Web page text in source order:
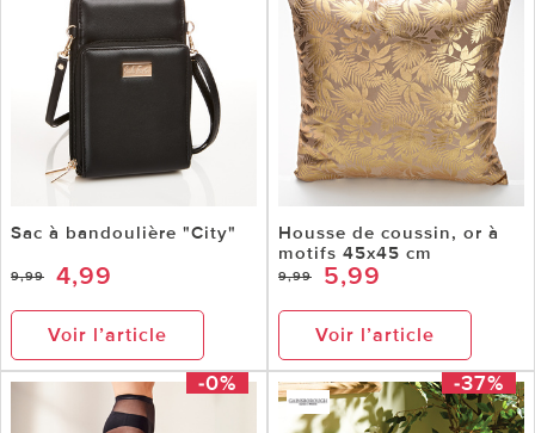
Sac à bandoulière "City"
9,99 4,99
Voir l’article
Housse de coussin, or à
motifs 45x45 cm
9,99 5,99
Voir l’article
-0% -37%